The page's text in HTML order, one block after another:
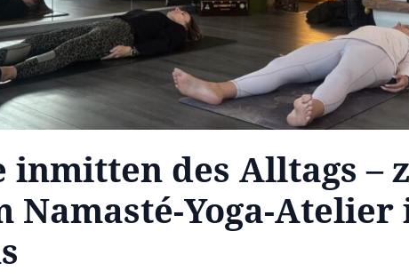
inmitten des Alltags –
Namasté-Yoga-Atelier